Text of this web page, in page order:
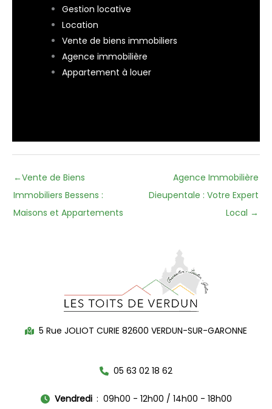
Gestion locative
Location
Vente de biens immobiliers
Agence immobilière
Appartement à louer
←Vente de Biens
Immobiliers Bessens :
Maisons et Appartements
Agence Immobilière
Dieupentale : Votre Expert
Local →
5 Rue JOLIOT CURIE 82600 VERDUN-SUR-GARONNE
05 63 02 18 62
Vendredi 09h00 - 12h00 / 14h00 - 18h00